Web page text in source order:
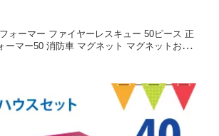
ォーマー ファイヤーレスキュー 50ピース 正
ーマー50 消防車 マグネット マグネットおも
パズル 知育玩具 誕生祝い 出産祝い ギフト 贈